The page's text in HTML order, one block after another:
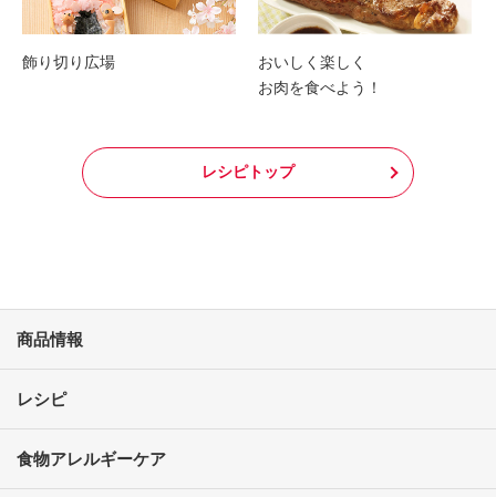
飾り切り広場
おいしく楽しく
お肉を食べよう！
レシピトップ
商品情報
レシピ
食物アレルギーケア